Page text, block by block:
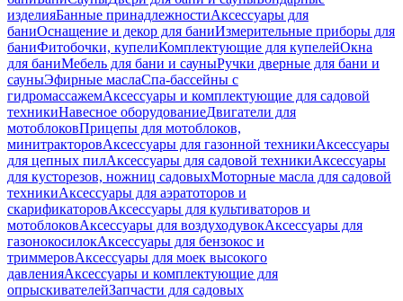
изделияБанные принадлежностиАксессуары для
баниОснащение и декор для баниИзмерительные приборы для
баниФитобочки, купелиКомплектующие для купелейОкна
для баниМебель для бани и сауныРучки дверные для бани и
сауныЭфирные маслаСпа-бассейны с
гидромассажемАксессуары и комплектующие для садовой
техникиНавесное оборудованиеДвигатели для
мотоблоковПрицепы для мотоблоков,
минитракторовАксессуары для газонной техникиАксессуары
для цепных пилАксессуары для садовой техникиАксессуары
для кусторезов, ножниц садовыхМоторные масла для садовой
техникиАксессуары для аэратоторов и
скарификаторовАксессуары для культиваторов и
мотоблоковАксессуары для воздуходувокАксессуары для
газонокосилокАксессуары для бензокос и
триммеровАксессуары для моек высокого
давленияАксессуары и комплектующие для
опрыскивателейЗапчасти для садовых